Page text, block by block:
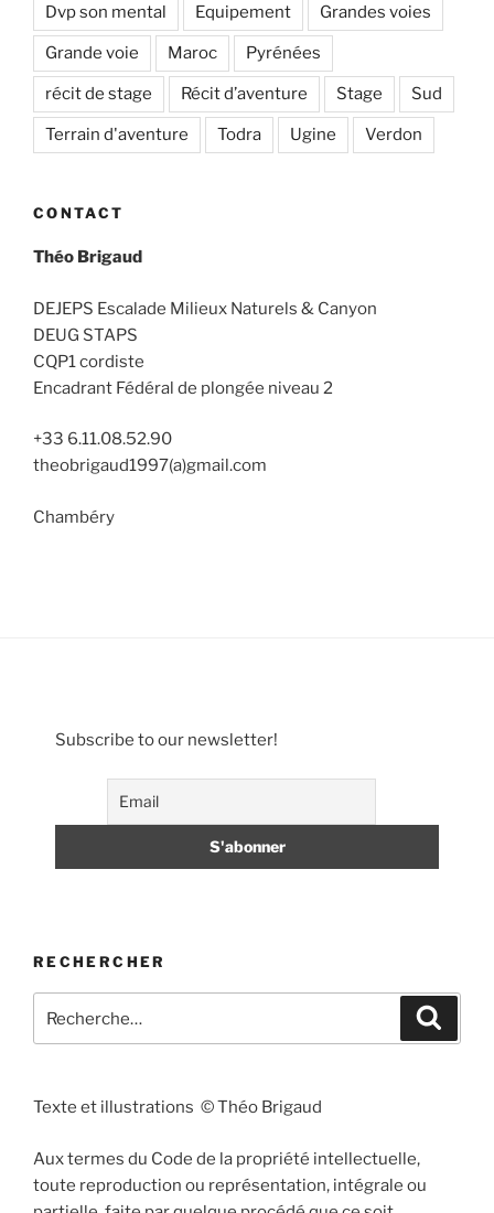
Dvp son mental Equipement Grandes voies
Grande voie Maroc Pyrénées
récit de stage Récit d’aventure Stage Sud
Terrain d'aventure Todra Ugine Verdon
CONTACT
Théo Brigaud
DEJEPS Escalade Milieux Naturels & Canyon
DEUG STAPS
CQP1 cordiste
Encadrant Fédéral de plongée niveau 2
+33 6.11.08.52.90
theobrigaud1997(a)gmail.com
Chambéry
Subscribe to our newsletter!
RECHERCHER
pour
Texte et illustrations © Théo Brigaud
Aux termes du Code de la propriété intellectuelle,
toute reproduction ou représentation, intégrale ou